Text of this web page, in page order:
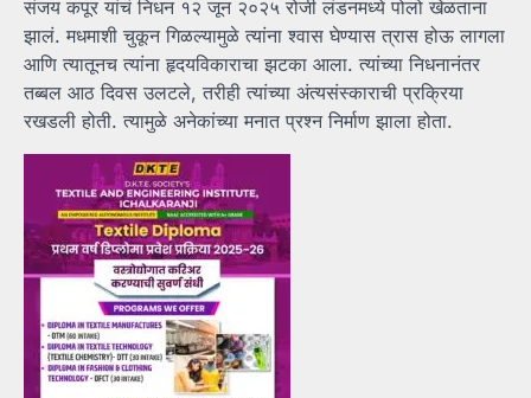
संजय कपूर यांचं निधन १२ जून २०२५ रोजी लंडनमध्ये पोलो खेळताना
झालं. मधमाशी चुकून गिळल्यामुळे त्यांना श्वास घेण्यास त्रास होऊ लागला
आणि त्यातूनच त्यांना हृदयविकाराचा झटका आला. त्यांच्या निधनानंतर
तब्बल आठ दिवस उलटले, तरीही त्यांच्या अंत्यसंस्काराची प्रक्रिया
रखडली होती. त्यामुळे अनेकांच्या मनात प्रश्न निर्माण झाला होता.